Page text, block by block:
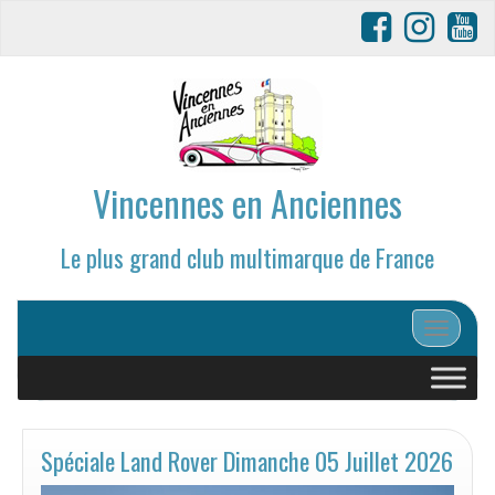
Vincennes en Anciennes
Le plus grand club multimarque de France
Afficher/
Spéciale Land Rover Dimanche 05 Juillet 2026